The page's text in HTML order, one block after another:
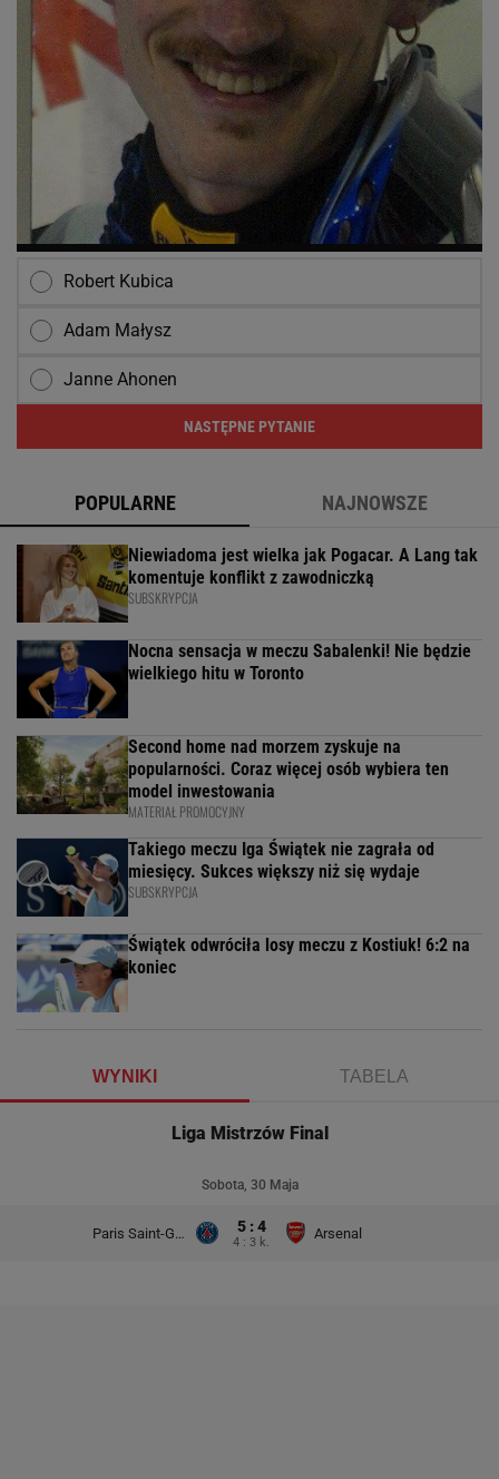
Robert Kubica
Adam Małysz
Janne Ahonen
NASTĘPNE PYTANIE
POPULARNE NAJNOWSZE
Niewiadoma jest wielka jak Pogacar. A Lang tak
komentuje konflikt z zawodniczką
SUBSKRYPCJA
Nocna sensacja w meczu Sabalenki! Nie będzie
wielkiego hitu w Toronto
Second home nad morzem zyskuje na
popularności. Coraz więcej osób wybiera ten
model inwestowania
MATERIAŁ PROMOCYJNY
Takiego meczu Iga Świątek nie zagrała od
miesięcy. Sukces większy niż się wydaje
SUBSKRYPCJA
Świątek odwróciła losy meczu z Kostiuk! 6:2 na
koniec
WYNIKI TABELA
Liga Mistrzów Final
Sobota, 30 Maja
Paris Saint-Germain 5 : 4
4 : 3 k.
Arsenal